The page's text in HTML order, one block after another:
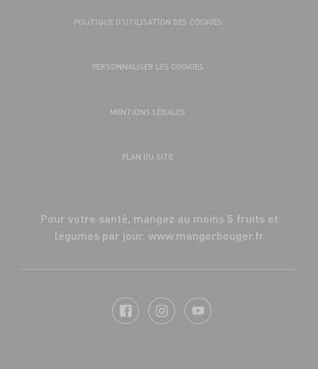
POLITIQUE D’UTILISATION DES COOKIES
PERSONNALISER LES COOKIES
MENTIONS LÉGALES
PLAN DU SITE
Pour votre santé, mangez au moins 5 fruits et
légumes par jour. www.mangerbouger.fr